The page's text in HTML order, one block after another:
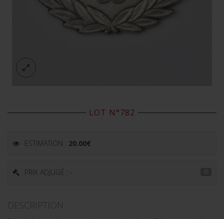
LOT N°782
ESTIMATION : 20.00€
PRIX ADJUGÉ : -
DESCRIPTION